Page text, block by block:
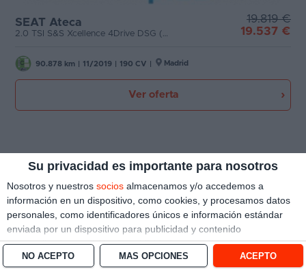
Su privacidad es importante para nosotros
Nosotros y nuestros socios almacenamos y/o accedemos a
información en un dispositivo, como cookies, y procesamos datos
personales, como identificadores únicos e información estándar
enviada por un dispositivo para publicidad y contenido
personalizado, medición de publicidad y contenido, investigación
de audiencia y desarrollo de servicios. Con su permiso, nosotros y
MÁS OPCIONES
NO ACEPTO ACEPTO
SEAT Ateca
2.0 TSI S&S Xcellence 4Drive DSG (190 CV)
19.819 €
19.537 €
90.878 km 11/2019 190 CV Madrid
Ver oferta